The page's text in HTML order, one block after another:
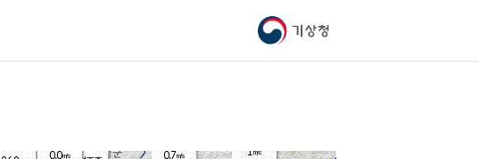
기상청
0.7m/s
0.0m/s 1 m/s